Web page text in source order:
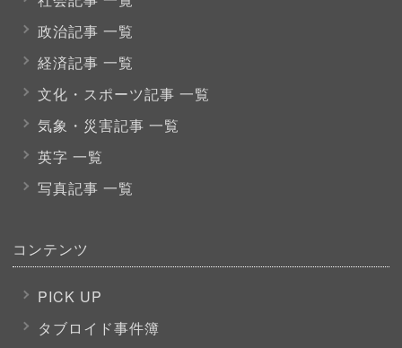
政治記事 一覧
経済記事 一覧
文化・スポーツ記事 一覧
気象・災害記事 一覧
英字 一覧
写真記事 一覧
コンテンツ
PICK UP
タブロイド事件簿